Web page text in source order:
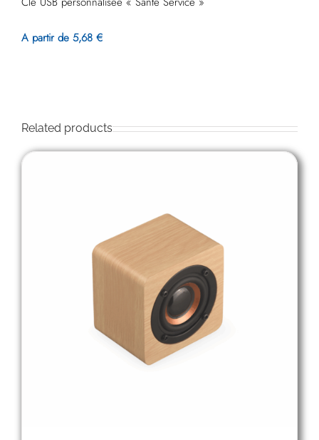
A partir de 5,68 €
Related products